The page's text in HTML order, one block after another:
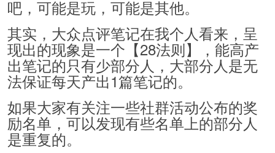
吧，可能是玩，可能是其他。
其实，大众点评笔记在我个人看来，呈
现出的现象是一个【28法则】，能高产
出笔记的只有少部分人，大部分人是无
法保证每天产出1篇笔记的。
如果大家有关注一些社群活动公布的奖
励名单，可以发现有些名单上的部分人
是重复的。